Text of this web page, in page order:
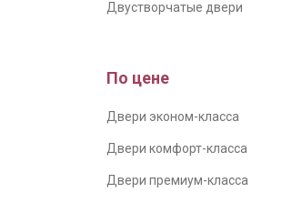
Двустворчатые двери
По цене
Двери эконом-класса
Двери комфорт-класса
Двери премиум-класса